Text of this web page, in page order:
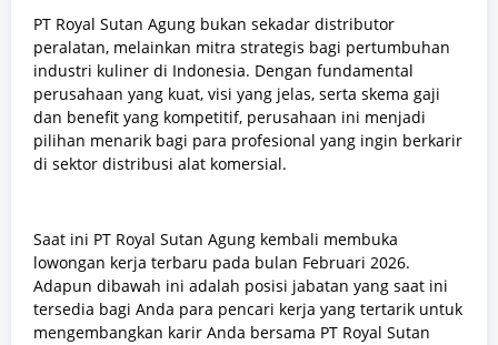
PT Royal Sutan Agung bukan sekadar distributor
peralatan, melainkan mitra strategis bagi pertumbuhan
industri kuliner di Indonesia. Dengan fundamental
perusahaan yang kuat, visi yang jelas, serta skema gaji
dan benefit yang kompetitif, perusahaan ini menjadi
pilihan menarik bagi para profesional yang ingin berkarir
di sektor distribusi alat komersial.
Saat ini PT Royal Sutan Agung kembali membuka
lowongan kerja terbaru pada bulan Februari 2026.
Adapun dibawah ini adalah posisi jabatan yang saat ini
tersedia bagi Anda para pencari kerja yang tertarik untuk
mengembangkan karir Anda bersama PT Royal Sutan